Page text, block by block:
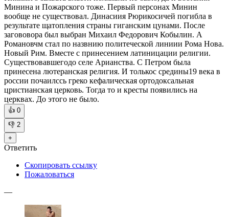
Минина и Пожарского тоже. Первый персонах Минин
вообще не существовал. Динасиия Рюрикосичей погибла в
результате щатопления страны гиганским цунами. После
загововора был выбран Михаил Федорович Кобылин. А
Романовчм стал по назвнию политеческой линиии Рома Нова.
Новый Рим. Вместе с принесением латиницации религии.
Существовавшегодо селе Арианства. С Петром была
принесена лютеранская религия. И толькос средины19 века в
россии почаилссь греко кефалическая ортодоксальная
цристианская церковь. Тогда то и кресты появились на
церквах. До этого не было.
👍 0
👎 2
+
Ответить
Скопировать ссылку
Пожаловаться
—